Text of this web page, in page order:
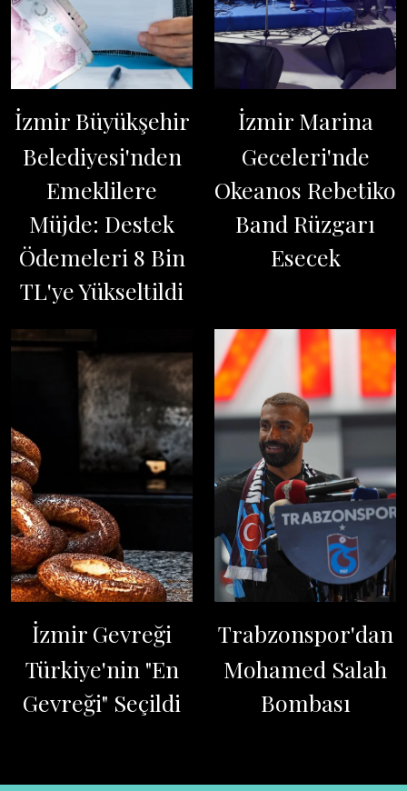
İzmir Büyükşehir
Belediyesi'nden
Emeklilere
Müjde: Destek
Ödemeleri 8 Bin
TL'ye Yükseltildi
İzmir Marina
Geceleri'nde
Okeanos Rebetiko
Band Rüzgarı
Esecek
İzmir Gevreği
Türkiye'nin "En
Gevreği" Seçildi
Trabzonspor'dan
Mohamed Salah
Bombası